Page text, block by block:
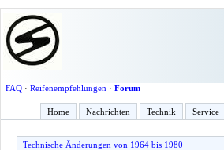
FAQ· Reifenempfehlungen · Forum
Home Nachrichten Technik Service
Technische Änderungen von 1964 bis 1980